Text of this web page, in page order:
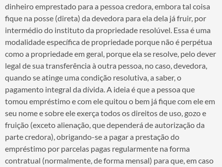
dinheiro emprestado para a pessoa credora, embora tal coisa
fique na posse (direta) da devedora para ela dela já fruir, por
intermédio do instituto da propriedade resolúvel. Essa é uma
modalidade específica de propriedade porque não é perpétua
como a propriedade em geral, porque ela se resolve, pelo dever
legal de sua transferência à outra pessoa, no caso, devedora,
quando se atinge uma condição resolutiva, a saber, o
pagamento integral da dívida. A ideia é que a pessoa que
tomou empréstimo e com ele quitou o bem já fique com ele em
seu nome e sobre ele exerça todos os direitos de uso, gozo e
fruição (exceto alienação, que dependerá de autorização da
parte credora), obrigando-se a pagar a prestação do
empréstimo por parcelas pagas regularmente na forma
contratual (normalmente, de forma mensal) para que, em caso